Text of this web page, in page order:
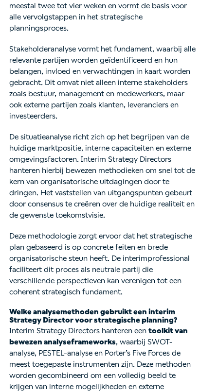
meestal twee tot vier weken en vormt de basis voor
alle vervolgstappen in het strategische
planningsproces.
Stakeholderanalyse vormt het fundament, waarbij alle
relevante partijen worden geïdentificeerd en hun
belangen, invloed en verwachtingen in kaart worden
gebracht. Dit omvat niet alleen interne stakeholders
zoals bestuur, management en medewerkers, maar
ook externe partijen zoals klanten, leveranciers en
investeerders.
De situatieanalyse richt zich op het begrijpen van de
huidige marktpositie, interne capaciteiten en externe
omgevingsfactoren. Interim Strategy Directors
hanteren hierbij bewezen methodieken om snel tot de
kern van organisatorische uitdagingen door te
dringen. Het vaststellen van uitgangspunten gebeurt
door consensus te creëren over de huidige realiteit en
de gewenste toekomstvisie.
Deze methodologie zorgt ervoor dat het strategische
plan gebaseerd is op concrete feiten en brede
organisatorische steun heeft. De interimprofessional
faciliteert dit proces als neutrale partij die
verschillende perspectieven kan verenigen tot een
coherent strategisch fundament.
Welke analysemethoden gebruikt een interim
Strategy Director voor strategische planning?
Interim Strategy Directors hanteren eentoolkit van
bewezen analyseframeworks, waarbij SWOT-
analyse, PESTEL-analyse en Porter’s Five Forces de
meest toegepaste instrumenten zijn. Deze methoden
worden gecombineerd om een volledig beeld te
krijgen van interne mogelijkheden en externe